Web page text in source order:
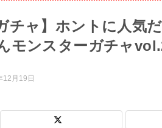
ガチャ】ホントに人
モンスターガチャ
12月19日